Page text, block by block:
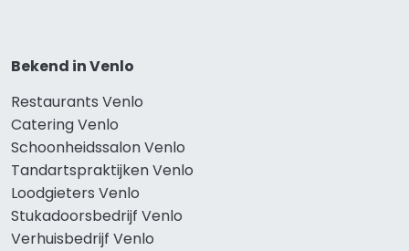
Bekend in Venlo
Restaurants Venlo
Catering Venlo
Schoonheidssalon Venlo
Tandartspraktijken Venlo
Loodgieters Venlo
Stukadoorsbedrijf Venlo
Verhuisbedrijf Venlo